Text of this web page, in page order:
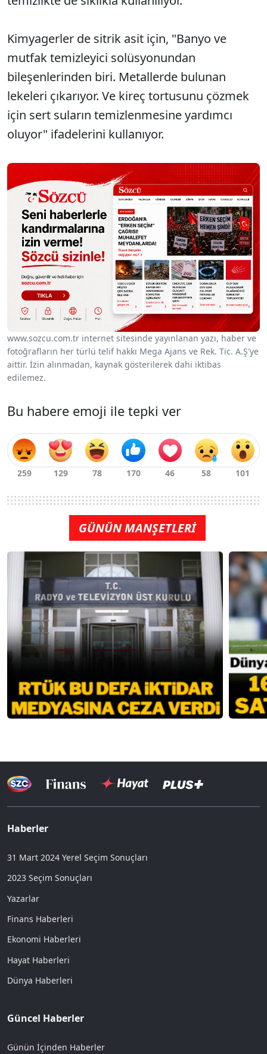
Kimyagerler de sitrik asit için, "Banyo ve
mutfak temizleyici solüsyonundan
bileşenlerinden biri. Metallerde bulunan
lekeleri çıkarıyor. Ve kireç tortusunu çözmek
için sert suların temizlenmesine yardımcı
oluyor" ifadelerini kullanıyor.
www.sozcu.com.tr internet sitesinde yayınlanan yazı, haber ve
fotoğrafların her türlü telif hakkı Mega Ajans ve Rek. Tic. A.Ş'ye
aittir. İzin alınmadan, kaynak gösterilerek dahi iktibas
edilemez.
Bu habere emoji ile tepki ver
GÜNÜN MANŞETLERİ
Haberler
31 Mart 2024 Yerel Seçim Sonuçları
2023 Seçim Sonuçları
Yazarlar
Finans Haberleri
Ekonomi Haberleri
Hayat Haberleri
Dünya Haberleri
Güncel Haberler
Günün İçinden Haberler